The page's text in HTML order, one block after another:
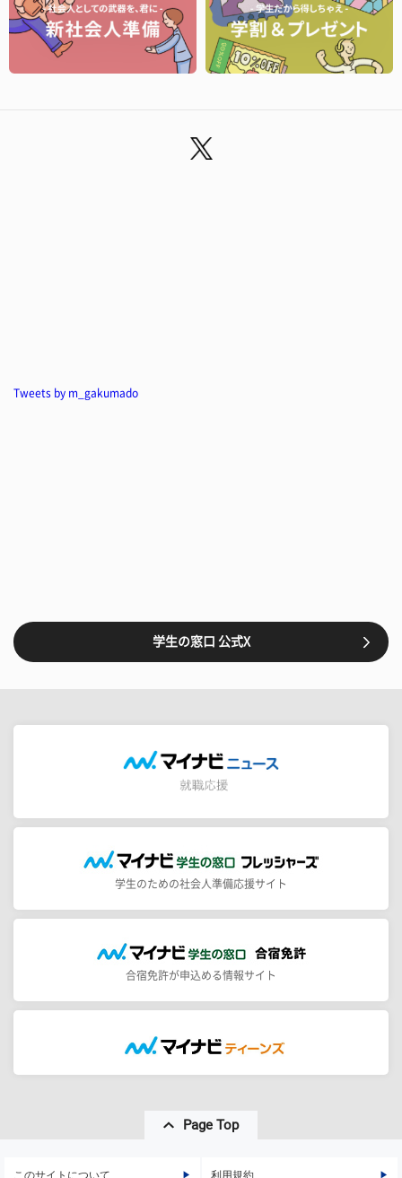
Tweets by m_gakumado
学生の窓口 公式X
学生のための社会人準備応援サイト
合宿免許が申込める情報サイト
Page Top